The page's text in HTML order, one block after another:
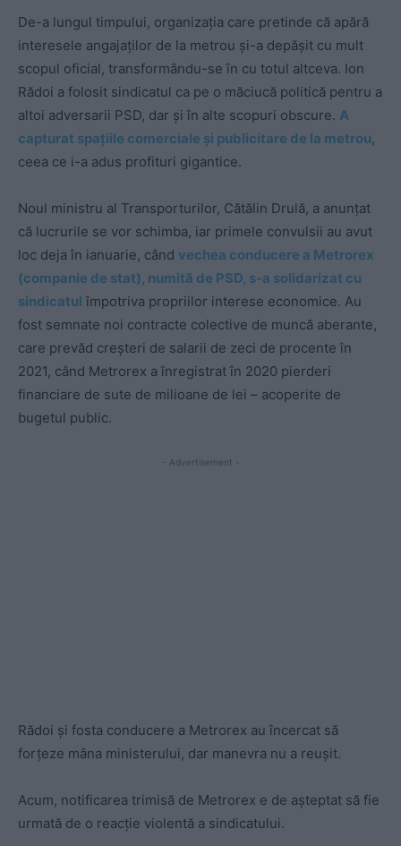
De-a lungul timpului, organizația care pretinde că apără
interesele angajaților de la metrou și-a depășit cu mult
scopul oficial, transformându-se în cu totul altceva. Ion
Rădoi a folosit sindicatul ca pe o măciucă politică pentru a
altoi adversarii PSD, dar și în alte scopuri obscure. A
capturat spațiile comerciale și publicitare de la metrou,
ceea ce i-a adus profituri gigantice.
Noul ministru al Transporturilor, Cătălin Drulă, a anunțat
că lucrurile se vor schimba, iar primele convulsii au avut
loc deja în ianuarie, când vechea conducere a Metrorex
(companie de stat), numită de PSD, s-a solidarizat cu
sindicatul împotriva propriilor interese economice. Au
fost semnate noi contracte colective de muncă aberante,
care prevăd creșteri de salarii de zeci de procente în
2021, când Metrorex a înregistrat în 2020 pierderi
financiare de sute de milioane de lei – acoperite de
bugetul public.
- Advertisement -
Rădoi și fosta conducere a Metrorex au încercat să
forțeze mâna ministerului, dar manevra nu a reușit.
Acum, notificarea trimisă de Metrorex e de așteptat să fie
urmată de o reacție violentă a sindicatului.